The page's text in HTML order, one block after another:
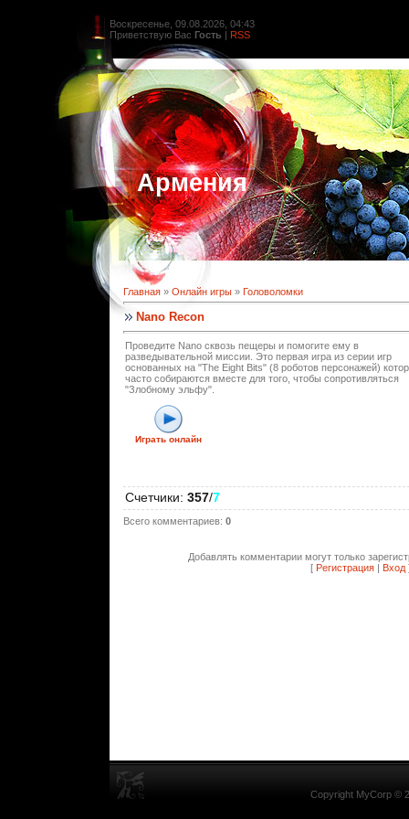
Воскресенье, 09.08.2026, 04:43
Приветствую Вас Гость | RSS
Армения
Главная » Онлайн игры » Головоломки
Nano Recon
Проведите Nano сквозь пещеры и помогите ему в
разведывательной миссии. Это первая игра из серии игр
основанных на "The Eight Bits" (8 роботов персонажей)
часто собираются вместе для того, чтобы сопротивляться
"Злобному эльфу".
Играть онлайн
Счетчики: 357/7
Всего комментариев: 0
Добавлять комментарии могут только
[ Регистрация Вход
Copyright MyCorp ©